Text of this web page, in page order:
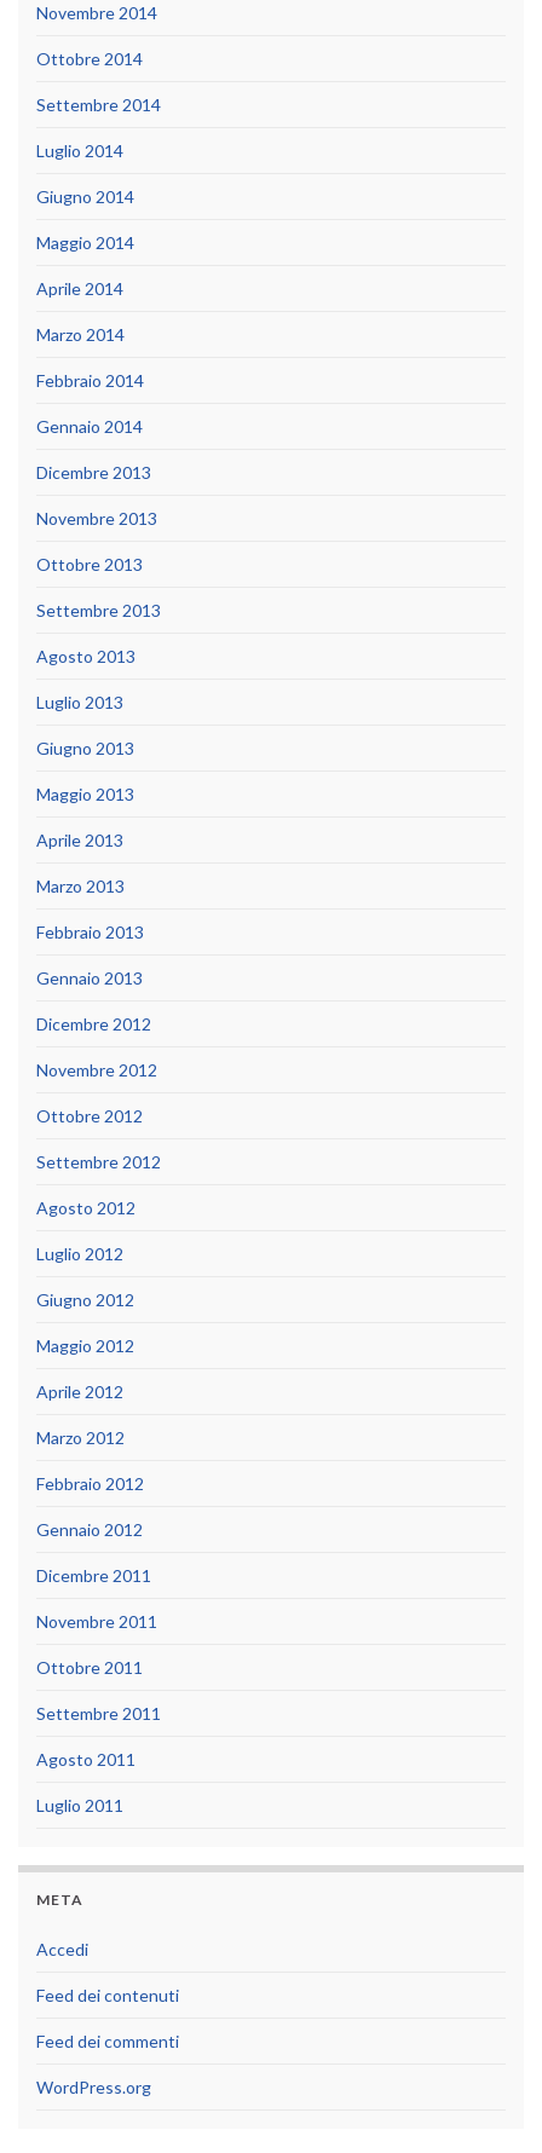
Novembre 2014
Ottobre 2014
Settembre 2014
Luglio 2014
Giugno 2014
Maggio 2014
Aprile 2014
Marzo 2014
Febbraio 2014
Gennaio 2014
Dicembre 2013
Novembre 2013
Ottobre 2013
Settembre 2013
Agosto 2013
Luglio 2013
Giugno 2013
Maggio 2013
Aprile 2013
Marzo 2013
Febbraio 2013
Gennaio 2013
Dicembre 2012
Novembre 2012
Ottobre 2012
Settembre 2012
Agosto 2012
Luglio 2012
Giugno 2012
Maggio 2012
Aprile 2012
Marzo 2012
Febbraio 2012
Gennaio 2012
Dicembre 2011
Novembre 2011
Ottobre 2011
Settembre 2011
Agosto 2011
Luglio 2011
META
Accedi
Feed dei contenuti
Feed dei commenti
WordPress.org